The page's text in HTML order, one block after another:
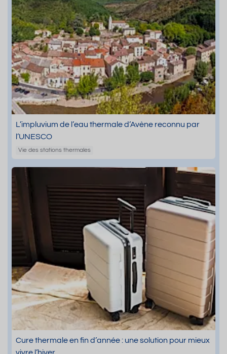
L’impluvium de l’eau thermale d’Avène reconnu par
l’UNESCO
Vie des stations thermales
Cure thermale en fin d’année : une solution pour mieux